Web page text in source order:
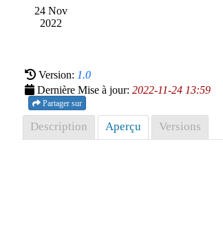
24 Nov
2022
Version: 1.0
Dernière Mise à jour: 2022-11-24 13:59
Partager sur
Description Aperçu Versions